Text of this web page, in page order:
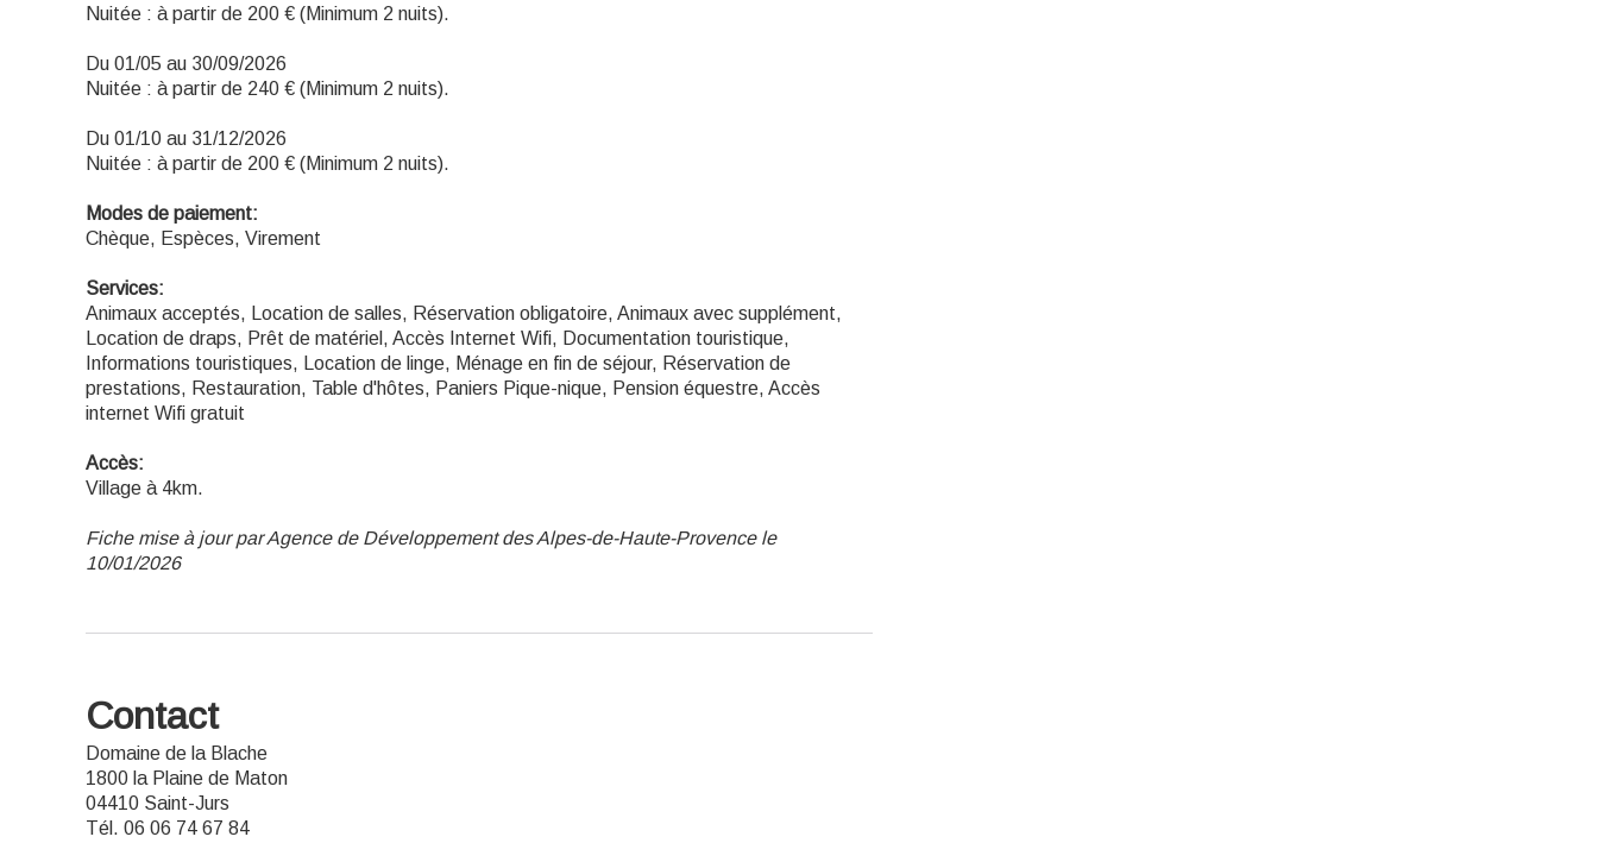
Nuitée : à partir de 200 € (Minimum 2 nuits).
Du 01/05 au 30/09/2026
Nuitée : à partir de 240 € (Minimum 2 nuits).
Du 01/10 au 31/12/2026
Nuitée : à partir de 200 € (Minimum 2 nuits).
Modes de paiement:
Chèque, Espèces, Virement
Services:
Animaux acceptés, Location de salles, Réservation obligatoire, Animaux avec supplément,
Location de draps, Prêt de matériel, Accès Internet Wifi, Documentation touristique,
Informations touristiques, Location de linge, Ménage en fin de séjour, Réservation de
prestations, Restauration, Table d'hôtes, Paniers Pique-nique, Pension équestre, Accès
internet Wifi gratuit
Accès:
Village à 4km.
Fiche mise à jour par Agence de Développement des Alpes-de-Haute-Provence le
10/01/2026
Contact
Domaine de la Blache
1800 la Plaine de Maton
04410 Saint-Jurs
Tél. 06 06 74 67 84